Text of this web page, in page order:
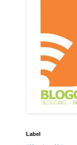
Label